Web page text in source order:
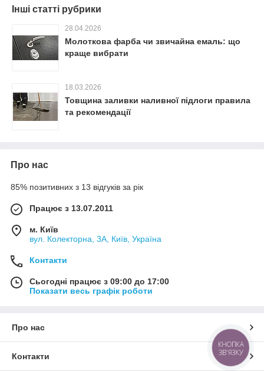
Інші статті рубрики
28.04.2026
Молоткова фарба чи звичайна емаль: що
краще вибрати
18.03.2026
Товщина заливки наливної підлоги правила
та рекомендації
Про нас
85% позитивних з 13 відгуків за рік
Працює з 13.07.2011
м. Київ
вул. Колекторна, 3А, Київ, Україна
Контакти
Сьогодні працює з 09:00 до 17:00
Показати весь графік роботи
Про нас
Контакти
КНОПКА
ЗВ'ЯЗКУ